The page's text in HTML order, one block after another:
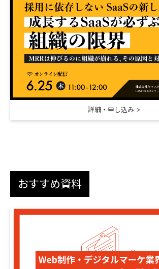
詳細・申し込み
おすすめ資料